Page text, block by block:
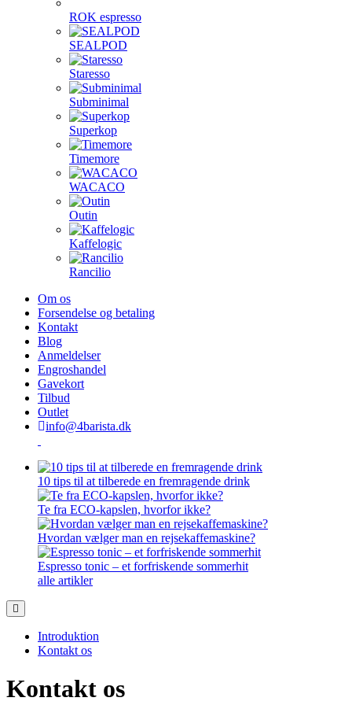
ROK espresso
SEALPOD
Staresso
Subminimal
Superkop
Timemore
WACACO
Outin
Kaffelogic
Rancilio
Om os
Forsendelse og betaling
Kontakt
Blog
Anmeldelser
Engroshandel
Gavekort
Tilbud
Outlet
info@4barista.dk
10 tips til at tilberede en fremragende drink
Te fra ECO-kapslen, hvorfor ikke?
Hvordan vælger man en rejsekaffemaskine?
Espresso tonic – et forfriskende sommerhit
alle artikler
Introduktion
Kontakt os
Kontakt os